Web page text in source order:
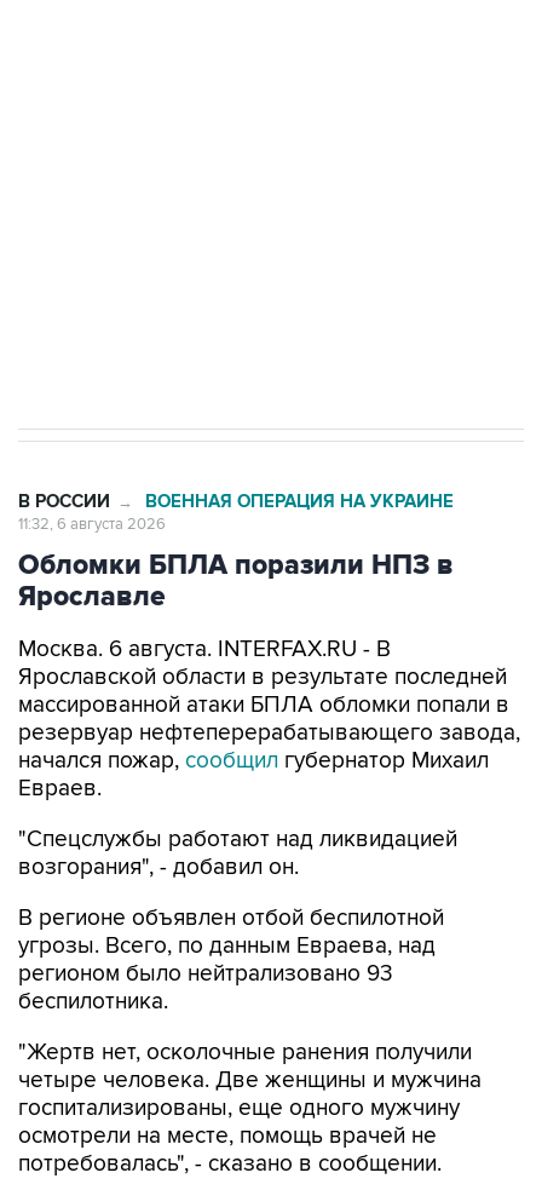
В РОССИИ → ВОЕННАЯ ОПЕРАЦИЯ НА УКРАИНЕ
11:32, 6 августа 2026
Обломки БПЛА поразили НПЗ в
Ярославле
Москва. 6 августа. INTERFAX.RU - В
Ярославской области в результате последней
массированной атаки БПЛА обломки попали в
резервуар нефтеперерабатывающего завода,
начался пожар, сообщил губернатор Михаил
Евраев.
"Спецслужбы работают над ликвидацией
возгорания", - добавил он.
В регионе объявлен отбой беспилотной
угрозы. Всего, по данным Евраева, над
регионом было нейтрализовано 93
беспилотника.
"Жертв нет, осколочные ранения получили
четыре человека. Две женщины и мужчина
госпитализированы, еще одного мужчину
осмотрели на месте, помощь врачей не
потребовалась", - сказано в сообщении.